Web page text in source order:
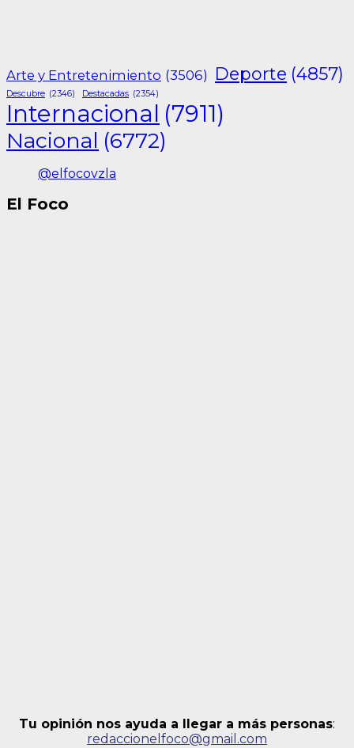
Arte y Entretenimiento (3506) Deporte (4857)
Descubre (2346) Destacadas (2354)
Internacional (7911)
Nacional (6772)
@elfocovzla
El Foco
Tu opinión nos ayuda a llegar a más personas:
redaccionelfoco@gmail.com